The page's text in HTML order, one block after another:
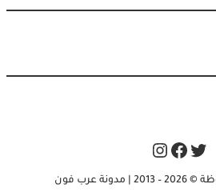
Twitter
Facebook
Instagram
عرب فون